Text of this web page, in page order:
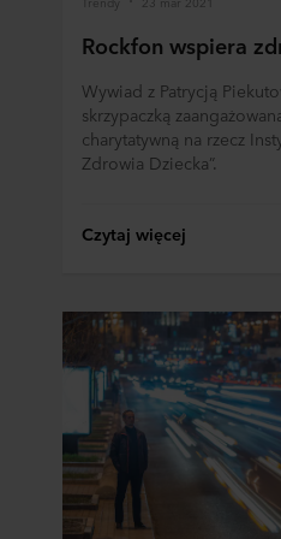
Rockfon wspiera
Wywiad z Patrycją
skrzypaczką
charytatywną na rzecz
Zdrowia Dziecka”.
Czytaj więcej